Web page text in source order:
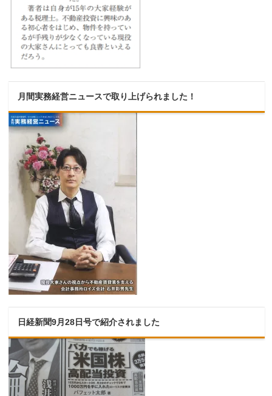
月間実務経営ニュースで取り上げられました！
日経新聞9月28日号で紹介されました